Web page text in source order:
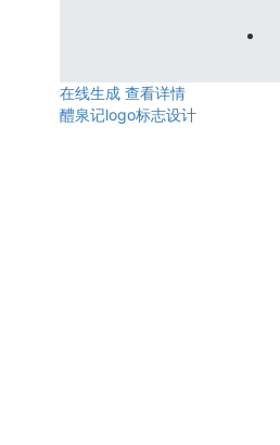
在线生成 查看详情
醴泉记logo标志设计